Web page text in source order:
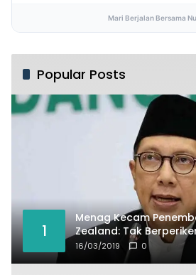
Mari Berjalan Bersama
Popular Posts
1
Menag Kecam
Zealand: Tak
16/03/2019 0